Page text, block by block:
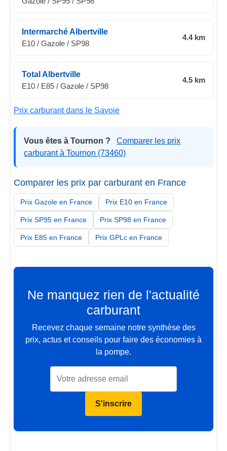
Intermarché Albertville
E10 / Gazole / SP98
4.4 km
Total Albertville
E10 / E85 / Gazole / SP98
4.5 km
Prix carburant dans le Savoie
Vous êtes à Tournon ?
Comparer les prix
carburant à Tournon (73460)
Comparer les prix par carburant en France
Prix Gazole en France Prix E10 en France
Prix SP95 en France Prix SP98 en France
Prix E85 en France Prix GPLc en France
Ne manquez rien de l'actualité
carburant
Recevez chaque semaine notre synthèse des
prix, actus et conseils pour faire des économies à
la pompe.
S'inscrire